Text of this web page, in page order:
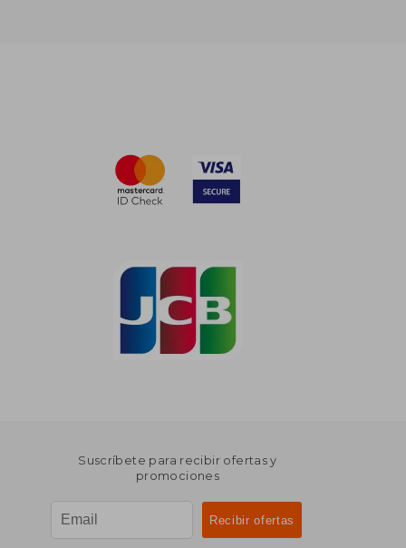
Suscríbete para recibir ofertas y
promociones